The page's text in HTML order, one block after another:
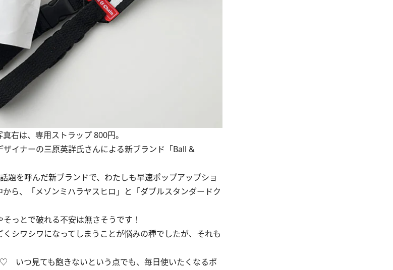
右は、専用ストラップ 800円。
イナーの三原英詳氏さんによる新ブランド「Ball &
を呼んだ新ブランドで、わたしも早速ポップアップショ
ら、「メゾンミハラヤスヒロ」と「ダブルスタンダードク
っとで破れる不安は無さそうです！
シワシワになってしまうことが悩みの種でしたが、それも
いつ見ても飽きないという点でも、毎日使いたくなるポ